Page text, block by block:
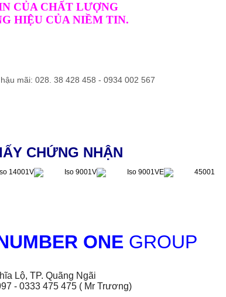
CỦA CHẤT LƯỢNG
HIỆU CỦA NIỀM TIN.
mãi: 028. 38 428 458 - 0934 002 567
CHỨNG NHẬN
ONE GROUP
Lộ, TP. Quãng Ngãi
- 0333 475 475 ( Mr Trương)